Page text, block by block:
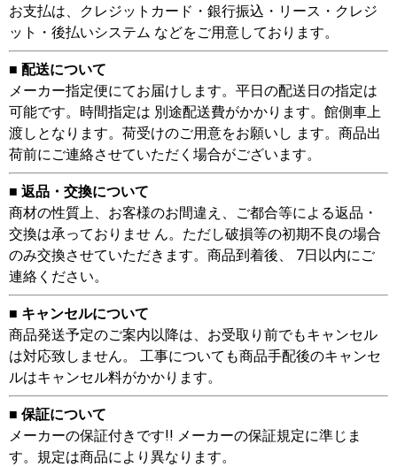
お支払は、クレジットカード・銀行振込・リース・クレジ
ット・後払いシステム などをご用意しております。
■ 配送について
メーカー指定便にてお届けします。平日の配送日の指定は
可能です。時間指定は 別途配送費がかかります。館側車上
渡しとなります。荷受けのご用意をお願いし ます。商品出
荷前にご連絡させていただく場合がございます。
■ 返品・交換について
商材の性質上、お客様のお間違え、ご都合等による返品・
交換は承っておりませ ん。ただし破損等の初期不良の場合
のみ交換させていただきます。商品到着後、 7日以内にご
連絡ください。
■ キャンセルについて
商品発送予定のご案内以降は、お受取り前でもキャンセル
は対応致しません。 工事についても商品手配後のキャンセ
ルはキャンセル料がかかります。
■ 保証について
メーカーの保証付きです!! メーカーの保証規定に準じま
す。規定は商品により異なります。